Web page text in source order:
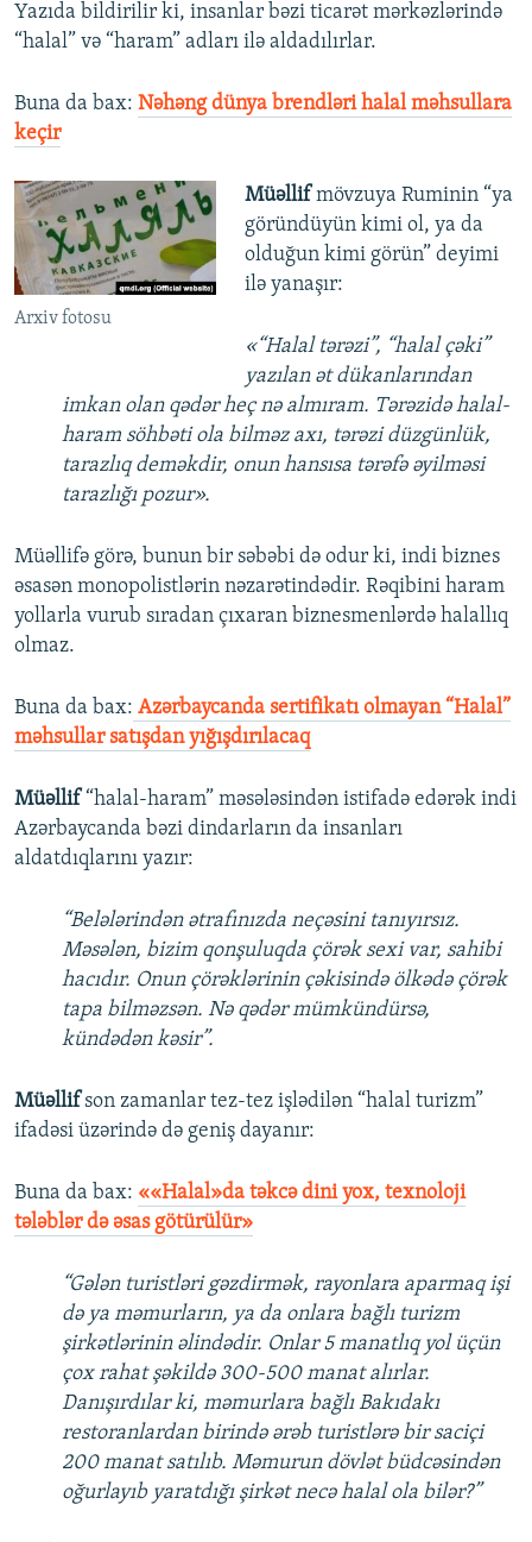
Yazıda bildirilir ki, insanlar bəzi ticarət mərkəzlərində
“halal” və “haram” adları ilə aldadılırlar.
Buna da bax: Nəhəng dünya brendləri halal məhsullara
keçir
Arxiv fotosu
Müəllif mövzuya Ruminin “ya
göründüyün kimi ol, ya da
olduğun kimi görün” deyimi
ilə yanaşır:
«“Halal tərəzi”, “halal çəki”
yazılan ət dükanlarından
imkan olan qədər heç nə almıram. Tərəzidə halal-
haram söhbəti ola bilməz axı, tərəzi düzgünlük,
tarazlıq deməkdir, onun hansısa tərəfə əyilməsi
tarazlığı pozur».
Müəllifə görə, bunun bir səbəbi də odur ki, indi biznes
əsasən monopolistlərin nəzarətindədir. Rəqibini haram
yollarla vurub sıradan çıxaran biznesmenlərdə halallıq
olmaz.
Buna da bax: Azərbaycanda sertifikatı olmayan “Halal”
məhsullar satışdan yığışdırılacaq
Müəllif “halal-haram” məsələsindən istifadə edərək indi
Azərbaycanda bəzi dindarların da insanları
aldatdıqlarını yazır:
“Belələrindən ətrafınızda neçəsini tanıyırsız.
Məsələn, bizim qonşuluqda çörək sexi var, sahibi
hacıdır. Onun çörəklərinin çəkisində ölkədə çörək
tapa bilməzsən. Nə qədər mümkündürsə,
kündədən kəsir”.
Müəllifson zamanlar tez-tez işlədilən “halal turizm”
ifadəsi üzərində də geniş dayanır:
Buna da bax: ««Halal»da təkcə dini yox, texnoloji
tələblər də əsas götürülür»
“Gələn turistləri gəzdirmək, rayonlara aparmaq işi
də ya məmurların, ya da onlara bağlı turizm
şirkətlərinin əlindədir. Onlar 5 manatlıq yol üçün
çox rahat şəkildə 300-500 manat alırlar.
Danışırdılar ki, məmurlara bağlı Bakıdakı
restoranlardan birində ərəb turistlərə bir saciçi
200 manat satılıb. Məmurun dövlət büdcəsindən
oğurlayıb yaratdığı şirkət necə halal ola bilər?”